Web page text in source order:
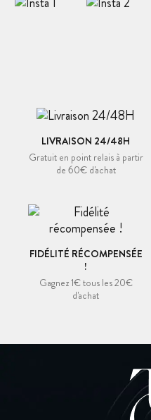
LIVRAISON 24/48H
Gratuit en point relais à partir
de 60€ d'achat
FIDÉLITÉ RÉCOMPENSÉE
!
Gagnez 1€ tous les 20€
d'achat